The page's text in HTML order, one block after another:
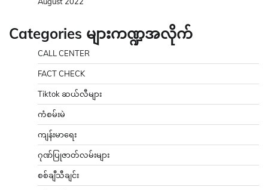
Categories များကဏ္ဍအလိုက်
CALL CENTER
FACT CHECK
Tiktok ဆယ်လီများ
ကံစမ်းမဲ
ကျန်းမာရေး
ဂုဏ်ပြုဇာတ်လမ်းများ
စစ်ချီသီချင်း